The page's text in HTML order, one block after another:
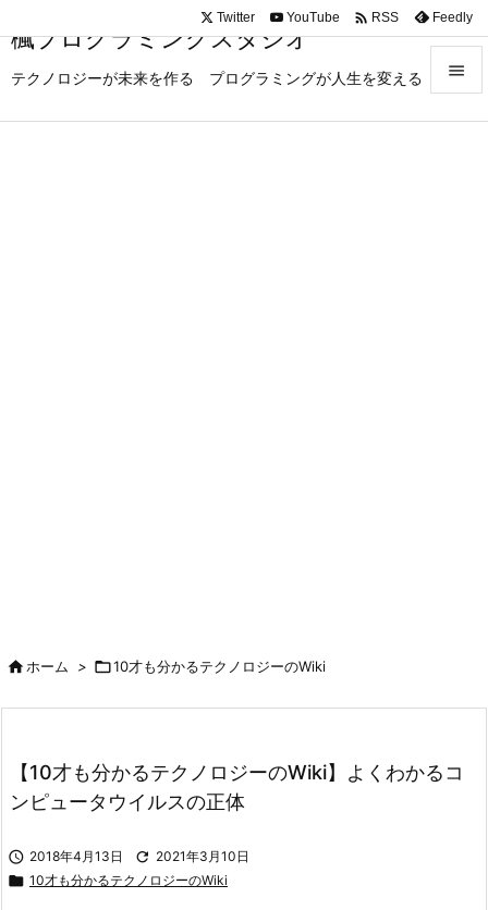
楓プログラミングスタジオ
テクノロジーが未来を作る プログラミングが人生を変える 

Twitter YouTube  RSS Feedly
ホーム > 10才も分かるテクノロジーのWiki
【10才も分かるテクノロジーのWiki】よくわかるコ
ンピュータウイルスの正体
 2018年4月13日  2021年3月10日
 10才も分かるテクノロジーのWiki